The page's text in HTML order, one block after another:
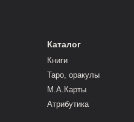
Каталог
Книги
Таро, оракулы
М.А.Карты
Атрибутика